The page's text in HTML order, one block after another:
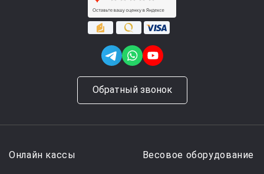
Обратный звонок
Онлайн кассы Весовое оборудование